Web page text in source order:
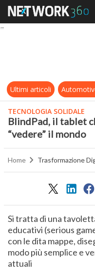
Ultimi articoli
TECNOLOGIA SOLIDALE
BlindPad, il tablet
“vedere” il mondo
Home Trasformazione
Si tratta di una
educativi (serious
con le dita mappe,
modo più semplice e
attuali